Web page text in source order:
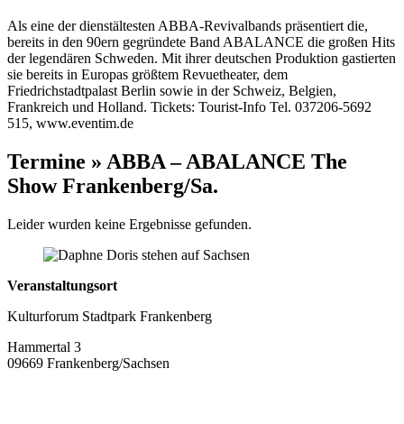
Als eine der dienstältesten ABBA-Revivalbands präsentiert die,
bereits in den 90ern gegründete Band ABALANCE die großen Hits
der legendären Schweden. Mit ihrer deutschen Produktion gastierten
sie bereits in Europas größtem Revuetheater, dem
Friedrichstadtpalast Berlin sowie in der Schweiz, Belgien,
Frankreich und Holland. Tickets: Tourist-Info Tel. 037206-5692
515, www.eventim.de
Termine » ABBA – ABALANCE The
Show Frankenberg/Sa.
Leider wurden keine Ergebnisse gefunden.
Veranstaltungsort
Kulturforum Stadtpark Frankenberg
Hammertal 3
09669 Frankenberg/Sachsen